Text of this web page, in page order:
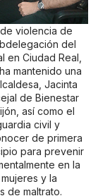
violencia de
del
en Ciudad Real,
mantenido una
Jacinta
de Bienestar
así como el
civil y
de primera
para prevenir
en la
y la
de maltrato.